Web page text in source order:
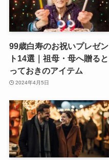
99歳白寿のお祝いプレゼン
ト14選｜祖母・母へ贈ると
っておきのアイテム
2024年4月5日